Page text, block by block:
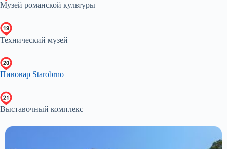
Музей романской культуры
Технический музей
Пивовар Starobrno
Выставочный комплекс